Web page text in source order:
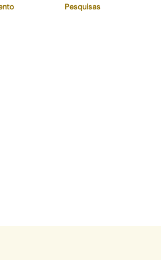
Pesquisas